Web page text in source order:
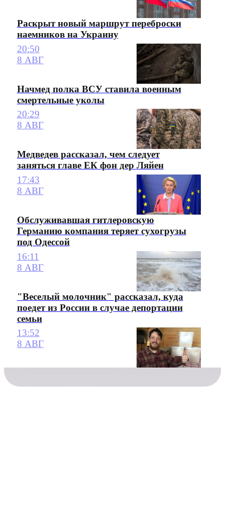
Раскрыт новый маршрут переброски
наемников на Украину
20:50
8 АВГ
Начмед полка ВСУ ставила военным
смертельные уколы
20:29
8 АВГ
Медведев рассказал, чем следует
заняться главе ЕК фон дер Ляйен
17:43
8 АВГ
Обслуживавшая гитлеровскую
Германию компания теряет сухогрузы
под Одессой
16:11
8 АВГ
"Веселый молочник" рассказал, куда
поедет из России в случае депортации
семьи
13:52
8 АВГ